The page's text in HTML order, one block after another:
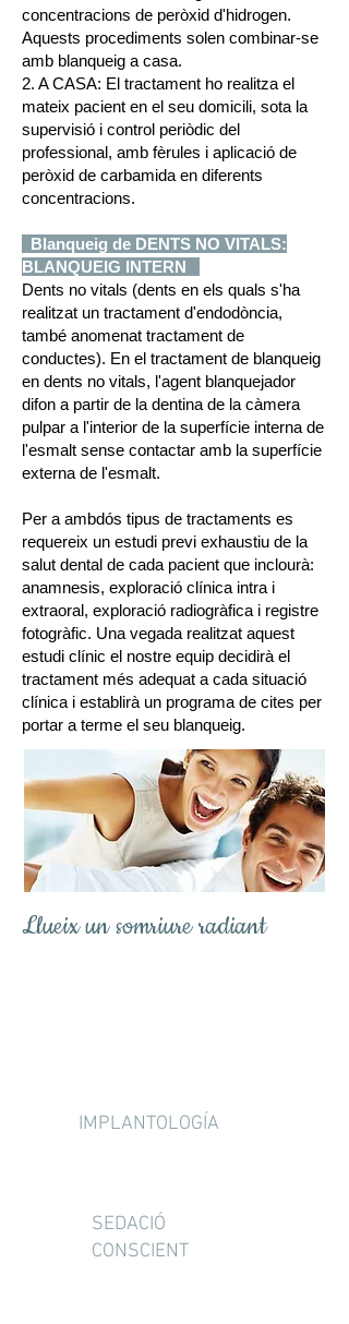
concentracions de peròxid d'hidrogen.
Aquests procediments solen combinar-se
amb blanqueig a casa.
2. A CASA: El tractament ho realitza el
mateix pacient en el seu domicili, sota la
supervisió i control periòdic del
professional, amb fèrules i aplicació de
peròxid de carbamida en diferents
concentracions.
Blanqueig de DENTS NO VITALS:
BLANQUEIG INTERN
Dents no vitals (dents en els quals s'ha
realitzat un tractament d'endodòncia,
també anomenat tractament de
conductes). En el tractament de blanqueig
en dents no vitals, l'agent blanquejador
difon a partir de la dentina de la càmera
pulpar a l'interior de la superfície interna de
l'esmalt sense contactar amb la superfície
externa de l'esmalt.
Per a ambdós tipus de tractaments es
requereix un estudi previ exhaustiu de la
salut dental de cada pacient que inclourà:
anamnesis, exploració clínica intra i
extraoral, exploració radiogràfica i registre
fotogràfic. Una vegada realitzat aquest
estudi clínic el nostre equip decidirà el
tractament més adequat a cada situació
clínica i establirà un programa de cites per
portar a terme el seu blanqueig.
Llueix un somriure radiant
IMPLANTOLOGÍA
SEDACIÓ
CONSCIENT